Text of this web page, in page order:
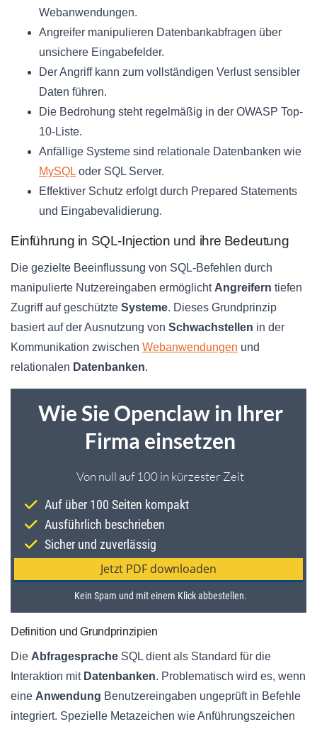
Webanwendungen.
Angreifer manipulieren Datenbankabfragen über
unsichere Eingabefelder.
Der Angriff kann zum vollständigen Verlust sensibler
Daten führen.
Die Bedrohung steht regelmäßig in der OWASP Top-
10-Liste.
Anfällige Systeme sind relationale Datenbanken wie
MySQLoder SQL Server.
Effektiver Schutz erfolgt durch Prepared Statements
und Eingabevalidierung.
Einführung in SQL-Injection und ihre Bedeutung
Die gezielte Beeinflussung von SQL-Befehlen durch
manipulierte Nutzereingaben ermöglichtAngreifern tiefen
Zugriff auf geschützte Systeme. Dieses Grundprinzip
basiert auf der Ausnutzung von Schwachstellen in der
Kommunikation zwischen Webanwendungen und
relationalen Datenbanken.
Definition und Grundprinzipien
Die Abfragesprache SQL dient als Standard für die
Interaktion mit Datenbanken. Problematisch wird es, wenn
eine Anwendung Benutzereingaben ungeprüft in Befehle
integriert. Spezielle Metazeichen wie Anführungszeichen